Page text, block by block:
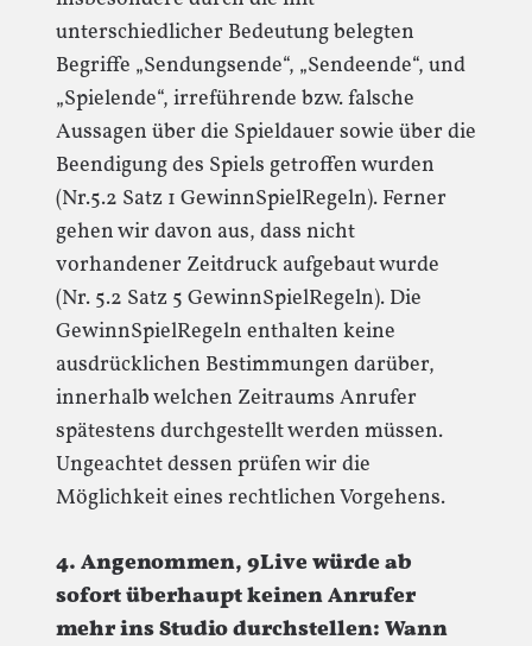
unterschiedlicher Bedeutung belegten
Begriffe „Sendungsende“, „Sendeende“, und
„Spielende“, irreführende bzw. falsche
Aussagen über die Spieldauer sowie über die
Beendigung des Spiels getroffen wurden
(Nr.5.2 Satz 1 GewinnSpielRegeln). Ferner
gehen wir davon aus, dass nicht
vorhandener Zeitdruck aufgebaut wurde
(Nr. 5.2 Satz 5 GewinnSpielRegeln). Die
GewinnSpielRegeln enthalten keine
ausdrücklichen Bestimmungen darüber,
innerhalb welchen Zeitraums Anrufer
spätestens durchgestellt werden müssen.
Ungeachtet dessen prüfen wir die
Möglichkeit eines rechtlichen Vorgehens.
4. Angenommen, 9Live würde ab
sofort überhaupt keinen Anrufer
mehr ins Studio durchstellen: Wann